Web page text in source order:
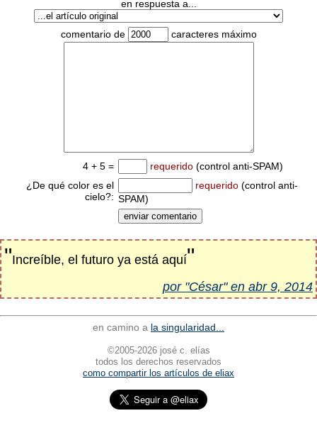
en respuesta a...
comentario de caracteres máximo
4 + 5 = requerido (control anti-SPAM)
¿De qué color es el
cielo?:
requerido (control anti-
SPAM)
"Increíble, el futuro ya está aquí"
por "César" en abr 9, 2014
en camino a la singularidad...
©2005-2026 josé c. elías
todos los derechos reservados
como compartir los artículos de eliax